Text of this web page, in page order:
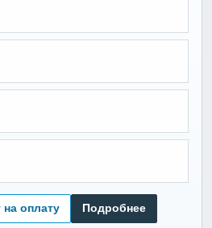
на оплату Подробнее